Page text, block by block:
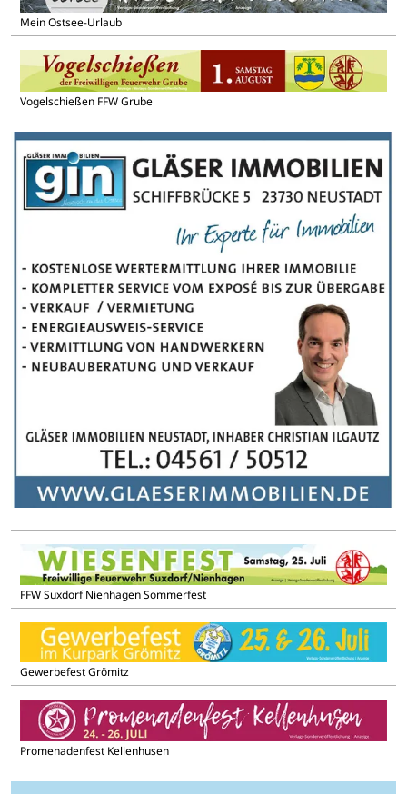
Mein Ostsee-Urlaub
Vogelschießen FFW Grube
FFW Suxdorf Nienhagen Sommerfest
Gewerbefest Grömitz
Promenadenfest Kellenhusen